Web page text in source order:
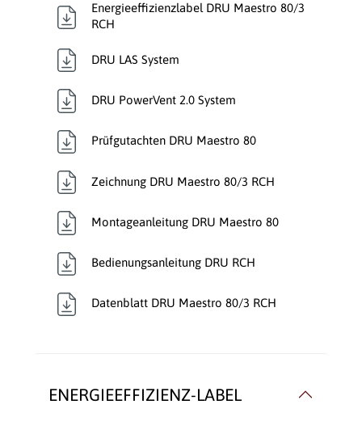
Energieeffizienzlabel DRU Maestro 80/3
RCH
DRU LAS System
DRU PowerVent 2.0 System
Prüfgutachten DRU Maestro 80
Zeichnung DRU Maestro 80/3 RCH
Montageanleitung DRU Maestro 80
Bedienungsanleitung DRU RCH
Datenblatt DRU Maestro 80/3 RCH
ENERGIEEFFIZIENZ-LABEL